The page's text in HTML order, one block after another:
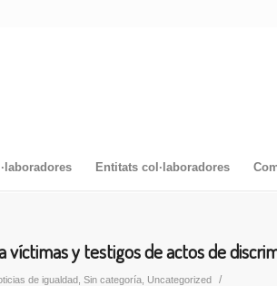
Entitats col·laboradores
y testigos de actos de
de igualdad Sin categoría Uncategorized /